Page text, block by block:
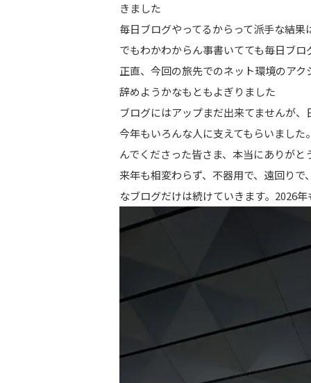
きました
毎日ブログやってるからって派手な結
でもわかわからん事書いてても毎日ブ
正直、今回の旅先でのネット環境のア
辞めようかなもともよぎりました
ブログにはアップまだ出来てませんが
今年もいろんな人に支えてもらいまし
んでくださった皆さま、本当にありがと
来年も相変わらず、不器用で、遠回り
なブログだけは続けていきます。2026